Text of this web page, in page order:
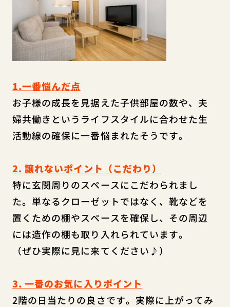
1.一番悩んだ点
お子様の成長を見据えた子供部屋の数や、夫
婦共働きというライフスタイルに合わせた生
活動線の確保に一番悩まれたそうです。
2. 譲れないポイント（こだわり）
特に玄関周りのスペースにこだわられまし
た。単なるクローゼットではなく、靴などを
置くための棚やスペースを確保し、その周辺
には造作の棚も取り入れられています。
（ぜひ実際に見に来てください♪）
3. 一番のお気に入りポイント
2階の日当たりの良さです。実際に上がってみ